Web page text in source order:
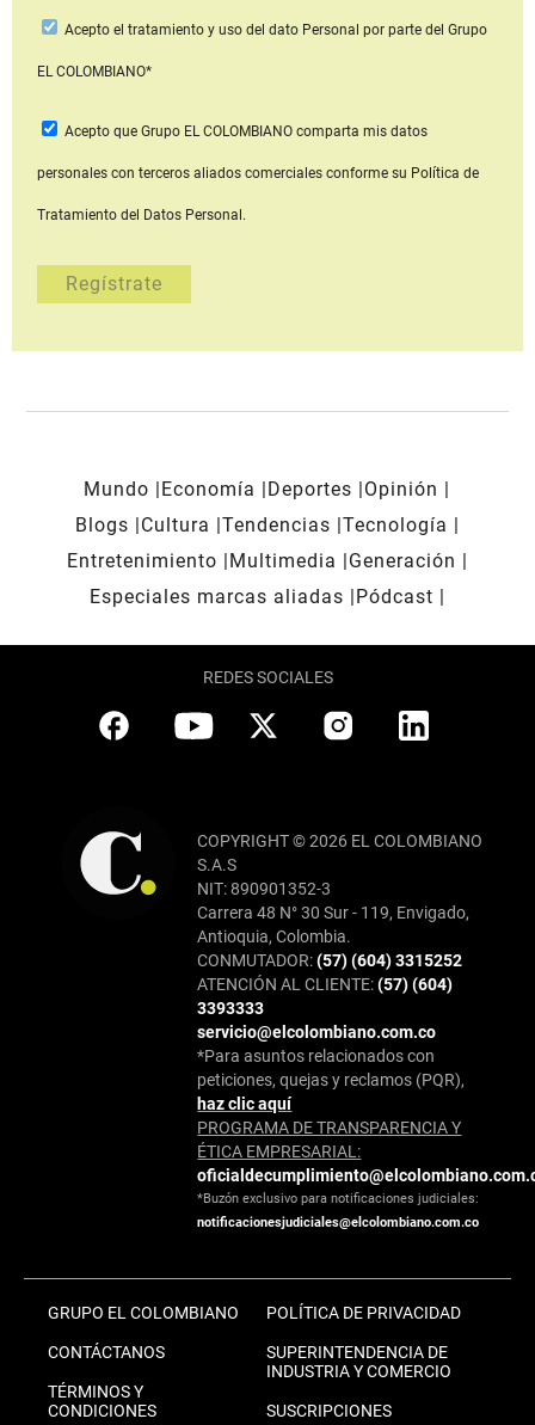
Acepto el tratamiento y uso del dato Personal por parte del Grupo
EL COLOMBIANO*
Acepto que Grupo EL COLOMBIANOcomparta mis datos
personales con terceros aliados comerciales conforme su Política de
Tratamiento del Datos Personal.
Mundo Economía Deportes
Opinión
Blogs
Cultura Tendencias Tecnología
Entretenimiento
Multimedia
Generación
Especiales marcas aliadas
Pódcast
REDES SOCIALES
COPYRIGHT © 2026 EL COLOMBIANO
S.A.S
NIT: 890901352-3
Carrera 48 N° 30 Sur - 119, Envigado,
Antioquia, Colombia.
CONMUTADOR:(57) (604) 3315252
ATENCIÓN AL CLIENTE:(57) (604)
3393333
servicio@elcolombiano.com.co
*Para asuntos relacionados con
peticiones, quejas y reclamos (PQR),
haz clic aquí
PROGRAMA DE TRANSPARENCIA Y
ÉTICA EMPRESARIAL:
*Buzón exclusivo para notificaciones judiciales:
notificacionesjudiciales@elcolombiano.com.co
GRUPO EL COLOMBIANO
CONTÁCTANOS
TÉRMINOS Y
CONDICIONES
POLÍTICA DE PRIVACIDAD
SUPERINTENDENCIA DE
INDUSTRIA Y COMERCIO
SUSCRIPCIONES